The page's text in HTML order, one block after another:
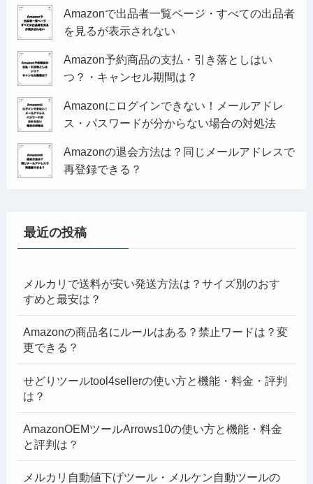
Amazonで出品者一覧ページ・すべての出品者
を見るが表示されない
Amazon予約商品の支払・引き落としはい
つ？・キャンセル期間は？
Amazonにログインできない！メールアドレ
ス・パスワードが分からない場合の対処法
Amazonの退会方法は？同じメールアドレスで
再登録できる？
最近の投稿
メルカリで送料が安い発送方法は？サイズ別のおす
すめと最安は？
Amazonの商品名にルールはある？禁止ワードは？変
更できる？
せどりツールtool4sellerの使い方と機能・料金・評判
は？
AmazonOEMツールArrows10の使い方と機能・料金
と評判は？
メルカリ自動値下げツール・メルケン自動ツールの